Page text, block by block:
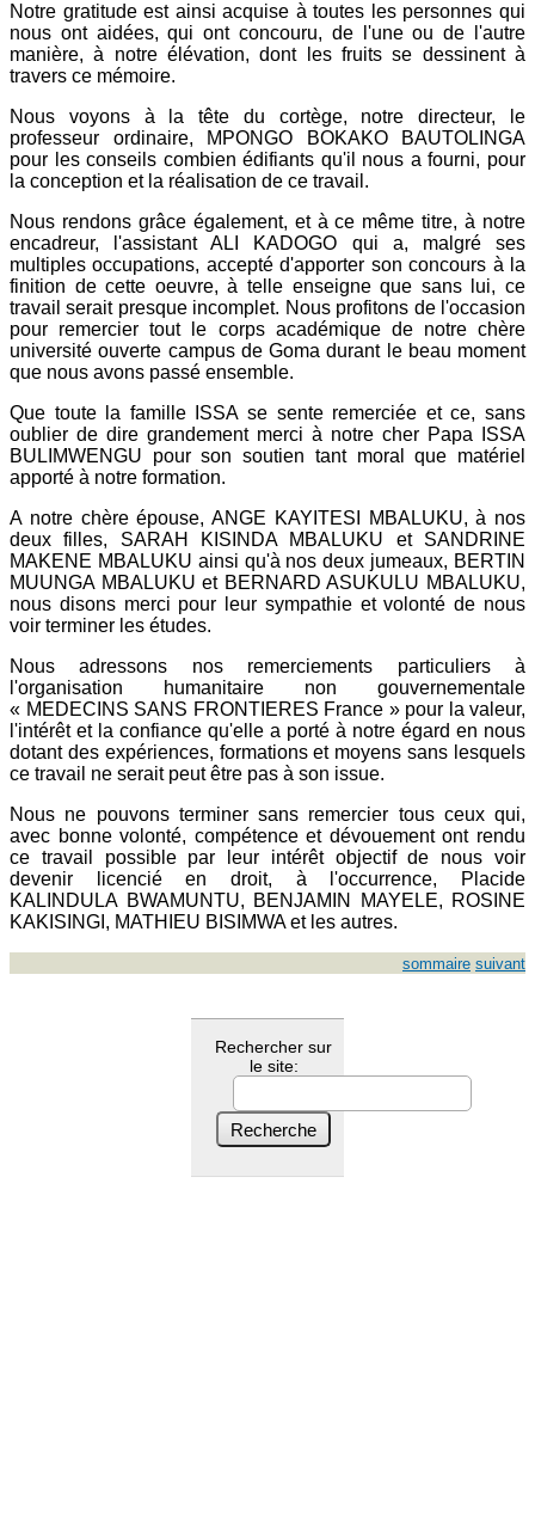
Notre gratitude est ainsi acquise à toutes les personnes qui
nous ont aidées, qui ont concouru, de l'une ou de l'autre
manière, à notre élévation, dont les fruits se dessinent à
travers ce mémoire.
Nous voyons à la tête du cortège, notre directeur, le
professeur ordinaire, MPONGO BOKAKO BAUTOLINGA
pour les conseils combien édifiants qu'il nous a fourni, pour
la conception et la réalisation de ce travail.
Nous rendons grâce également, et à ce même titre, à notre
encadreur, l'assistant ALI KADOGO qui a, malgré ses
multiples occupations, accepté d'apporter son concours à la
finition de cette oeuvre, à telle enseigne que sans lui, ce
travail serait presque incomplet. Nous profitons de l'occasion
pour remercier tout le corps académique de notre chère
université ouverte campus de Goma durant le beau moment
que nous avons passé ensemble.
Que toute la famille ISSA se sente remerciée et ce, sans
oublier de dire grandement merci à notre cher Papa ISSA
BULIMWENGU pour son soutien tant moral que matériel
apporté à notre formation.
A notre chère épouse, ANGE KAYITESI MBALUKU, à nos
deux filles, SARAH KISINDA MBALUKU et SANDRINE
MAKENE MBALUKU ainsi qu'à nos deux jumeaux, BERTIN
MUUNGA MBALUKU et BERNARD ASUKULU MBALUKU,
nous disons merci pour leur sympathie et volonté de nous
voir terminer les études.
Nous adressons nos remerciements particuliers à
l'organisation humanitaire non gouvernementale
« MEDECINS SANS FRONTIERES France » pour la valeur,
l'intérêt et la confiance qu'elle a porté à notre égard en nous
dotant des expériences, formations et moyens sans lesquels
ce travail ne serait peut être pas à son issue.
Nous ne pouvons terminer sans remercier tous ceux qui,
avec bonne volonté, compétence et dévouement ont rendu
ce travail possible par leur intérêt objectif de nous voir
devenir licencié en droit, à l'occurrence, Placide
KALINDULA BWAMUNTU, BENJAMIN MAYELE, ROSINE
KAKISINGI, MATHIEU BISIMWA et les autres.
sommaire suivant
Rechercher sur
le site: